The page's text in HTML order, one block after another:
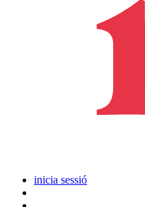
inicia sessió